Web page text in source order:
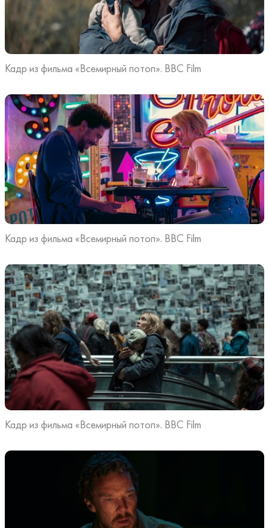
Кадр из фильма «Всемирный потоп». BBC Film
Кадр из фильма «Всемирный потоп». BBC Film
Кадр из фильма «Всемирный потоп». BBC Film